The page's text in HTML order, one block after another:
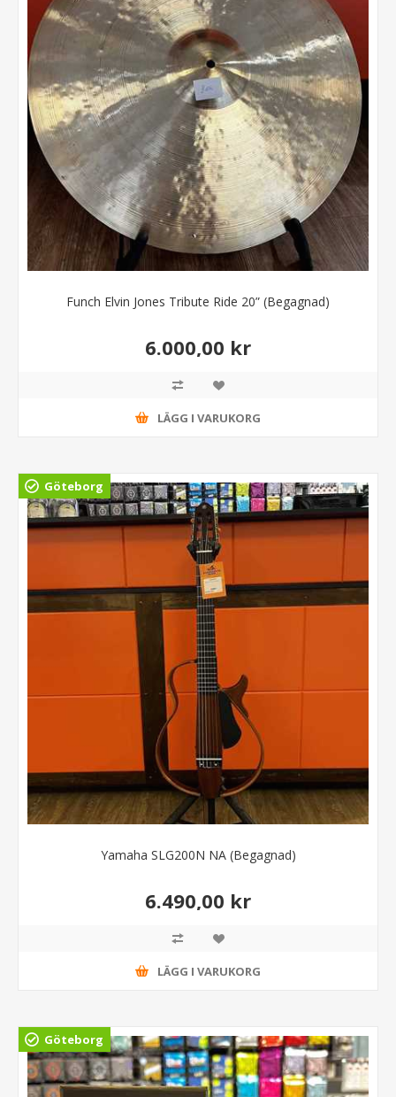
Funch Elvin Jones Tribute Ride 20” (Begagnad)
6.000,00 kr
LÄGG I VARUKORG
Göteborg
Yamaha SLG200N NA (Begagnad)
6.490,00 kr
LÄGG I VARUKORG
Göteborg